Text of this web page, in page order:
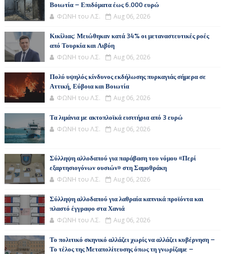
Βοιωτία – Επιδόματα έως 6.000 ευρώ
ΦΩΝΗ του Λ.Σ. Aug 06, 2026
Κικίλιας: Μειώθηκαν κατά 34% οι μεταναστευτικές ροές
από Τουρκία και Λιβύη
ΦΩΝΗ του Λ.Σ. Aug 06, 2026
Πολύ υψηλός κίνδυνος εκδήλωσης πυρκαγιάς σήμερα σε
Αττική, Εύβοια και Βοιωτία
ΦΩΝΗ του Λ.Σ. Aug 06, 2026
Τα λιμάνια με ακτοπλοϊκά εισιτήρια από 3 ευρώ
ΦΩΝΗ του Λ.Σ. Aug 06, 2026
Σύλληψη αλλοδαπού για παράβαση του νόμου «Περί
εξαρτησιογόνων ουσιών» στη Σαμοθράκη
ΦΩΝΗ του Λ.Σ. Aug 06, 2026
Σύλληψη αλλοδαπού για λαθραία καπνικά προϊόντα και
πλαστό έγγραφο στα Χανιά
ΦΩΝΗ του Λ.Σ. Aug 06, 2026
Το πολιτικό σκηνικό αλλάζει χωρίς να αλλάζει κυβέρνηση –
Το τέλος της Μεταπολίτευσης όπως τη γνωρίζαμε –